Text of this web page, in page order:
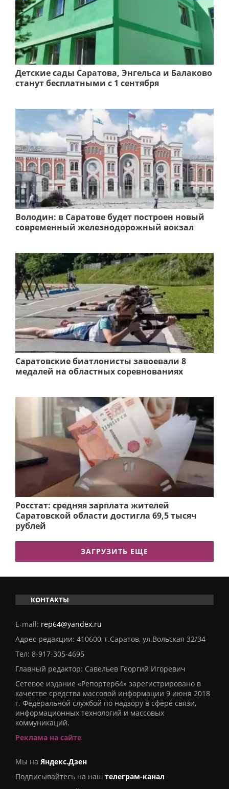
Детские сады Саратова, Энгельса и Балаково
станут бесплатными с 1 сентября
Володин: в Саратове будет построен новый
современный железнодорожный вокзал
Саратовские биатлонисты завоевали 8
медалей на областных соревнованиях
Росстат: средняя зарплата жителей
Саратовской области достигла 69,5 тысяч
рублей
ЗАГРУЗИТЬ ЕЩЕ
КОНТАКТЫ
E-mail: rep64@yandex.ru
Адрес редакции: 410600, г.Саратов, ул.Вольская 32/34
Тел: 8-917-305-4695
Главный редактор: Савельев Георгий Игоревич
Сетевое издание «Репортер64» зарегистрировано в
качестве средства массовой информации 9 июня 2018
г. Федеральной службой по надзору в сфере связи,
информационных технологий и массовых
коммуникаций.
Реклама на сайте
Мы на Яндекс.Дзен
Подписывайтесь на наш телеграм-канал